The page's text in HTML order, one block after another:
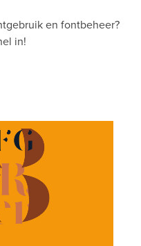
en fontbeheer?
in!